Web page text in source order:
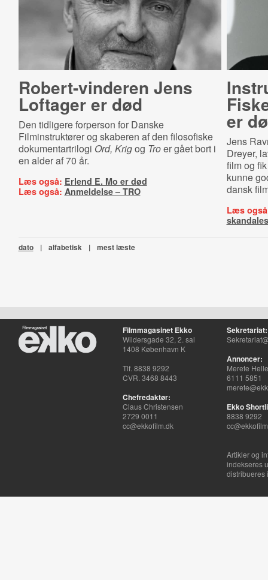
Ro­bert-​vin­de­ren Jens
Loftager er død
Den tidligere forperson for Danske
Filminstruktører og skaberen af den filosofiske
dokumentartrilogi Ord, Krigog Troer gået bort i
en alder af 70 år.
Læs også: Erlend E. Mo er død
Læs også: Anmeldelse – TRO
er
Jens
Dreyer,
film og
kunne
dansk
Læs
dato | alfabetisk | mest læste
Filmmagasinet Ekko
Wildersgade 32, 2. sal
1408 København K
Tlf. 8838 9292
CVR. 3468 8443
Chefredaktør:
Claus Christensen
2729 0011
cc@ekkofilm.dk
Sekretariat:
Annoncer:
Merete
6111 5851
Ekko
8838 9292
Artikler og
indekseres
distribueres